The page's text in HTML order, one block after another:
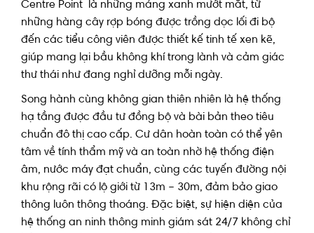
Centre Point là những mảng xanh mướt mắt, từ
những hàng cây rợp bóng được trồng dọc lối đi bộ
đến các tiểu công viên được thiết kế tinh tế xen kẽ,
giúp mang lại bầu không khí trong lành và cảm giác
thư thái như đang nghỉ dưỡng mỗi ngày.
Song hành cùng không gian thiên nhiên là hệ thống
hạ tầng được đầu tư đồng bộ và bài bản theo tiêu
chuẩn đô thị cao cấp. Cư dân hoàn toàn có thể yên
tâm về tính thẩm mỹ và an toàn nhờ hệ thống điện
âm, nước máy đạt chuẩn, cùng các tuyến đường nội
khu rộng rãi có lộ giới từ 13m – 30m, đảm bảo giao
thông luôn thông thoáng. Đặc biệt, sự hiện diện của
hệ thống an ninh thông minh giám sát 24/7 không chỉ